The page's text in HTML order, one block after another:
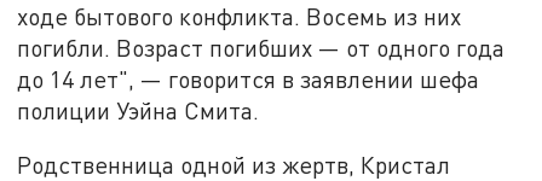
ходе бытового конфликта. Восемь из них
погибли. Возраст погибших — от одного года
до 14 лет", — говорится в заявлении шефа
полиции Уэйна Смита.
Родственница одной из жертв, Кристал